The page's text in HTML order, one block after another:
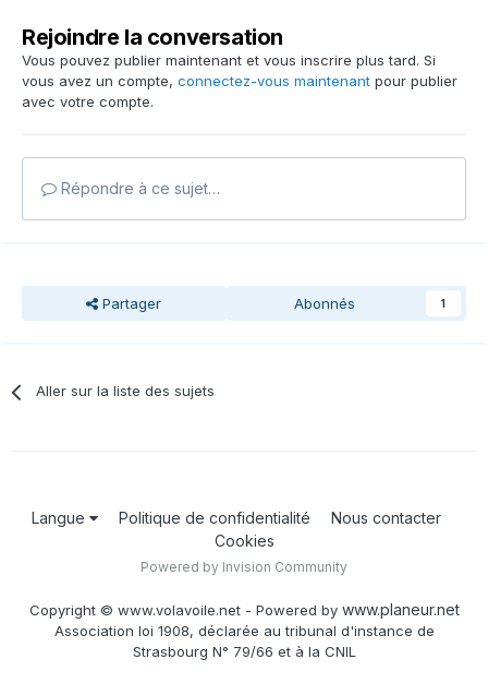
Rejoindre la conversation
Vous pouvez publier maintenant et vous inscrire plus tard. Si
vous avez un compte, connectez-vous maintenant pour publier
avec votre compte.
Répondre à ce sujet…
Partager Abonnés 1
Aller sur la liste des sujets
Langue Politique de confidentialité
Nous contacter
Cookies
Powered by Invision Community
Copyright © www.volavoile.net - Powered by www.planeur.net
Association loi 1908, déclarée au tribunal d'instance de
Strasbourg N° 79/66 et à la CNIL